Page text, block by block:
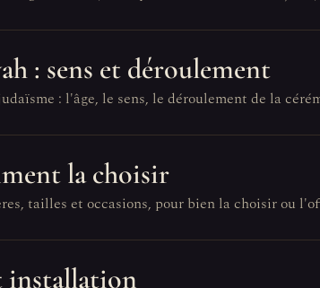
: sens et déroulement
: l'âge, le sens, le déroulement de la
la choisir
tailles et occasions, pour bien la choisir ou
installation